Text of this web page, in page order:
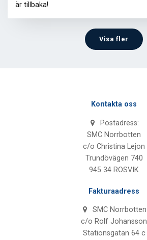
är tillbaka!
Visa fler
Kontakta oss
Postadress:
SMC Norrbotten
c/o Christina Lejon
Trundövägen 740
945 34 ROSVIK
Fakturaadress
SMC Norrbotten
c/o Rolf Johansson
Stationsgatan 64 c